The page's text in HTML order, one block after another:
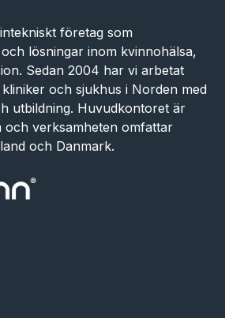
företag som
lösningar inom kvinnohälsa,
Sedan 2004 har vi arbetat
och sjukhus i Norden med
utbildning. Huvudkontoret är
och verksamheten omfattar
och Danmark.